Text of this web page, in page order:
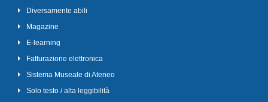
Diversamente abili
Magazine
E-learning
Fatturazione elettronica
Sistema Museale di Ateneo
Solo testo / alta leggibilità